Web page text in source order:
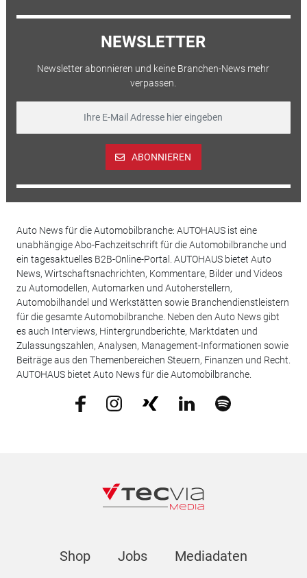
NEWSLETTER
Newsletter abonnieren und keine Branchen-News mehr
verpassen.
ABONNIEREN
Auto News für die Automobilbranche: AUTOHAUS ist eine
unabhängige Abo-Fachzeitschrift für die Automobilbranche und
ein tagesaktuelles B2B-Online-Portal. AUTOHAUS bietet Auto
News, Wirtschaftsnachrichten, Kommentare, Bilder und Videos
zu Automodellen, Automarken und Autoherstellern,
Automobilhandel und Werkstätten sowie Branchendienstleistern
für die gesamte Automobilbranche. Neben den Auto News gibt
es auch Interviews, Hintergrundberichte, Marktdaten und
Zulassungszahlen, Analysen, Management-Informationen sowie
Beiträge aus den Themenbereichen Steuern, Finanzen und Recht.
AUTOHAUS bietet Auto News für die Automobilbranche.
Shop Jobs Mediadaten